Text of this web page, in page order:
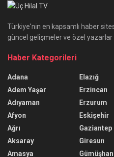
Türkiye'nin en kapsamlı haber
güncel gelişmeler ve özel yazarlar
Haber Kategorileri
Adana
Adem Yaşar
Adıyaman
Afyon
Ağrı
Aksaray
Amasya
Elazığ
Erzincan
Erzurum
Eskişehir
Gaziantep
Giresun